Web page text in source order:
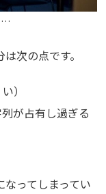
…
次の点です。
）
が占有し過ぎる
ってしまってい